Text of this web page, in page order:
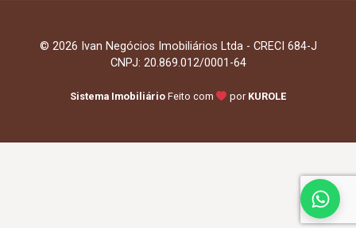
© 2026 Ivan Negócios Imobiliários Ltda - CRECI 684-J
CNPJ: 20.869.012/0001-64
Sistema Imobiliário Feito com por KUROLE